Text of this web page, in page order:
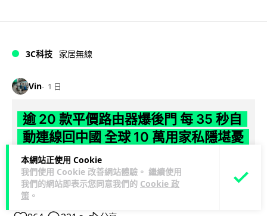
本網站正使用 Cookie
我們使用 Cookie 改善網站體驗。 繼續使用
我們的網站即表示您同意我們的 Cookie 政
策 。
3C科技 家居無線
Vin 1 日
逾 20 款平價路由器爆後門 每 35 秒自
動連線回中國 全球 10 萬用家私隱堪憂
網絡安全公司 VulnCheck 揭發中國智博通電子（Zbtlink）生產
的 20 多款路由器內置後門程式「Endlessdoors」（無盡... 閱
讀全文